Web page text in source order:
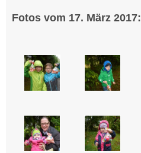
Fotos vom 17. März 2017: